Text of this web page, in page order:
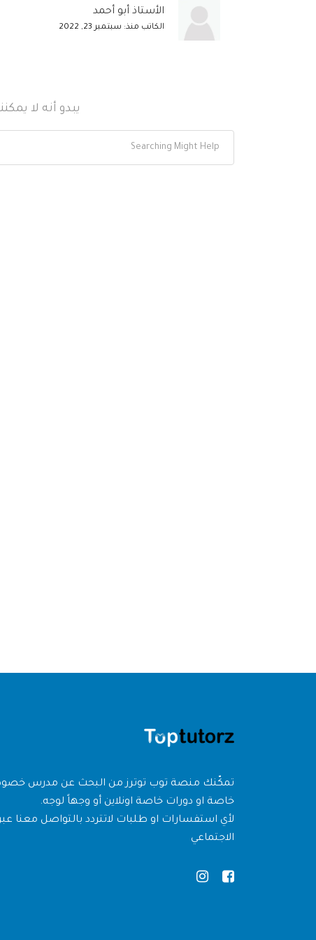
الأستاذ أبو أحمد
الكاتب منذ: سبتمبر 23, 2022
يبدو أنه لا
تمكّنك منصة توب توترز من البحث عن مدرس
خاصة او دورات خاصة اونلاين أو وجهاً لوجه.
لأي استفسارات او طلبات لاتتردد بالتواصل معنا
الاجتماعي